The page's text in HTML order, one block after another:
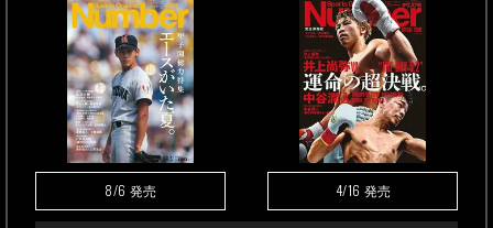
8/6 発売 4/16 発売